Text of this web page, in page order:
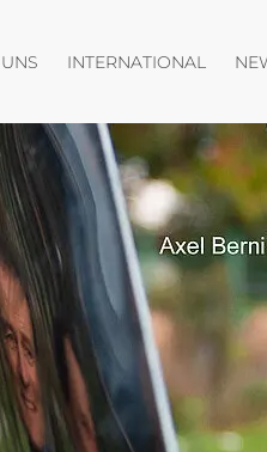
Menü öffnen
INTERNATIONAL Menü